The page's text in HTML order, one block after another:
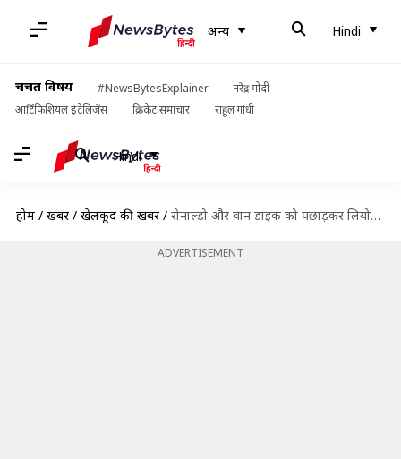
अन्य Hindi
चर्चित विषय #NewsBytesExplainer
नरेंद्र मोदी
आर्टिफिशियल इंटेलिजेंस
क्रिकेट समाचार राहुल गांधी
Hindi
होम / खबरें / खेलकूद की खबरें / रोनाल्डो और वान डाइक को पछाड़कर लियोनल मेसी ने जीता रिकॉर्ड छठा 'बैलन डे ऑर'
ADVERTISEMENT